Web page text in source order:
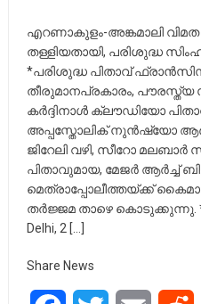
എറണാകുളം-അങ്കമാലി
തള്ളിയതായി, പരിശുദ്ധ
*പരിശുദ്ധ പിതാവ്
തീരുമാനപ്രകാരം,
കർദ്ദിനാൾ ക്ലൗഡിയോ
അപ്പസ്തോലിക് നുൻഷ്യോ
ജിറേലി വഴി, സീറോ
പിതാവുമായ, മേജർ ആർച്ച്
മെത്രാപ്പോലീത്തയ്ക്ക്
തർജ്ജമ താഴെ കൊടുക്കുന്നു.
Delhi, 2 […]
Share News